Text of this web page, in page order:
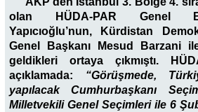
olan HÜDA-PAR Genel
Yapıcıoğlu’nun, Kürdistan
Genel Başkanı Mesud Barzani
geldikleri ortaya çıkmıştı.
açıklamada: “Görüşmede,
yapılacak Cumhurbaşkanı
Milletvekili Genel Seçimleri ile 6